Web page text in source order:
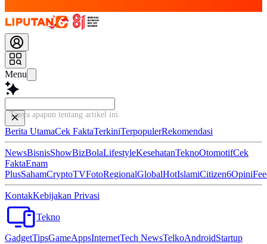
Menu
Tanya apapun tentang ar
Berita UtamaCek FaktaTerkiniTerpopulerRekomendasi
NewsBisnisShowBizBolaLifestyleKesehatanTeknoOtomotifCek
FaktaEnam
PlusSahamCryptoTVFotoRegionalGlobalHotIslamiCitizen6Opini
KontakKebijakan Privasi
Tekno
GadgetTipsGameAppsInternetTech NewsTelkoAndroidStartup